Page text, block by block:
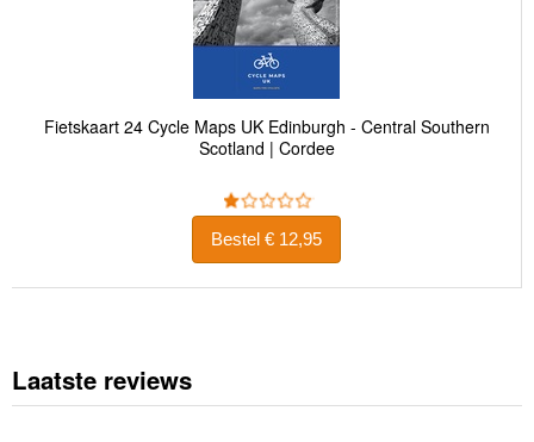
Fietskaart 24 Cycle Maps UK Edinburgh - Central Southern
Scotland | Cordee
Bestel € 12,95
Laatste reviews